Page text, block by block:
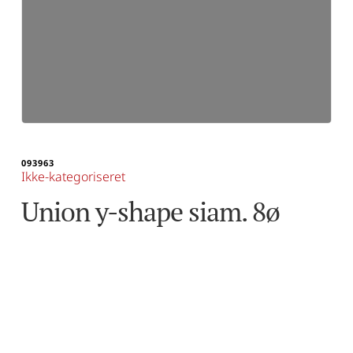
093963
Ikke-kategoriseret
Union y-shape siam. 8ø